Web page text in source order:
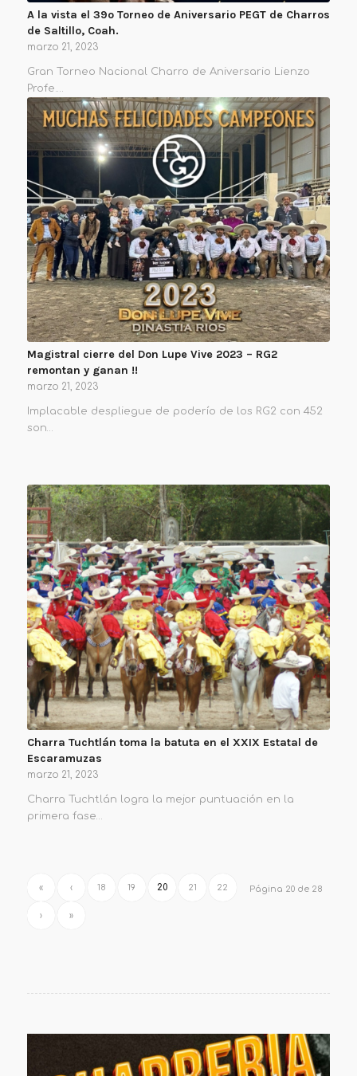
A la vista el 39o Torneo de Aniversario PEGT de Charros
de Saltillo, Coah.
marzo 21, 2023
Gran Torneo Nacional Charro de Aniversario Lienzo
Profe.…
Magistral cierre del Don Lupe Vive 2023 – RG2
remontan y ganan !!
marzo 21, 2023
Implacable despliegue de poderío de los RG2 con 452
son…
Charra Tuchtlán toma la batuta en el XXIX Estatal de
Escaramuzas
marzo 21, 2023
Charra Tuchtlán logra la mejor puntuación en la
primera fase…
Página 20 de 28
« ‹ 18 19 20 21 22
› »